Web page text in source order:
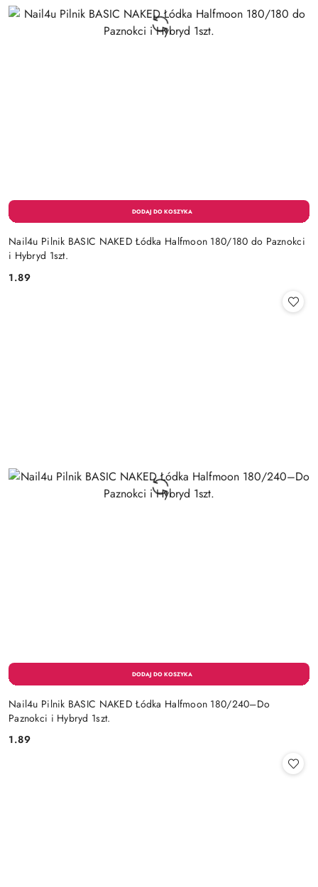
Nail4u Pilnik BASIC NAKED Łódka Halfmoon 180/180 do Paznokci
i Hybryd 1szt.
Cena:
1.89
Nail4u Pilnik BASIC NAKED Łódka Halfmoon 180/240–Do
Paznokci i Hybryd 1szt.
Cena:
1.89